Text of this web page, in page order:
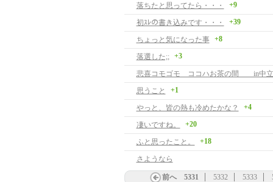
落ちたと思ってたら・・・ +9
初ｽﾚの書き込みです・・・ +39
ちょっと気になった事 +8
落選した;; +3
悲喜コモゴモ ココハお茶の間 in中立
思うこと
+1
やっと、皆の熱も冷めたかな？ +4
凄いですね。 +20
ふと思ったこと。 +18
さようなら
前へ 5331 5332 5333